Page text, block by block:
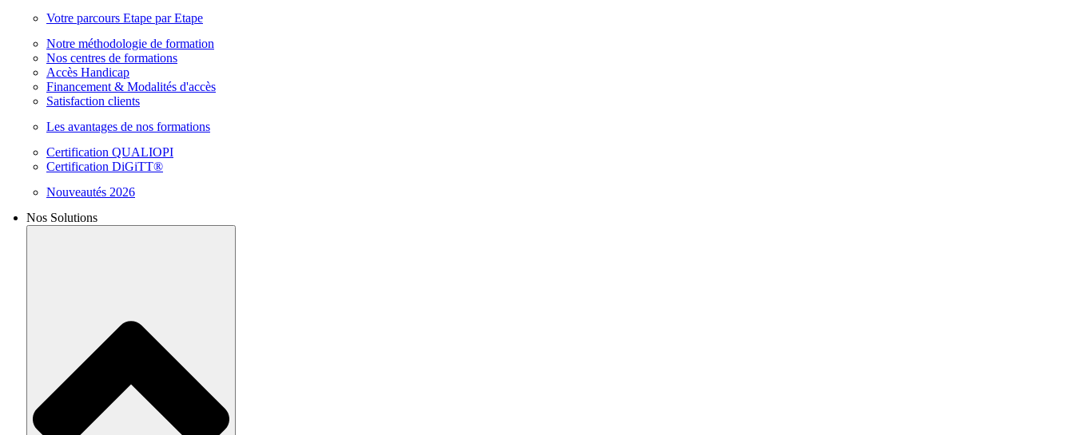
Votre parcours Etape par Etape
Notre méthodologie de formation
Nos centres de formations
Accès Handicap
Financement & Modalités d'accès
Satisfaction clients
Les avantages de nos formations
Certification QUALIOPI
Certification DiGiTT®
Nouveautés 2026
Nos Solutions